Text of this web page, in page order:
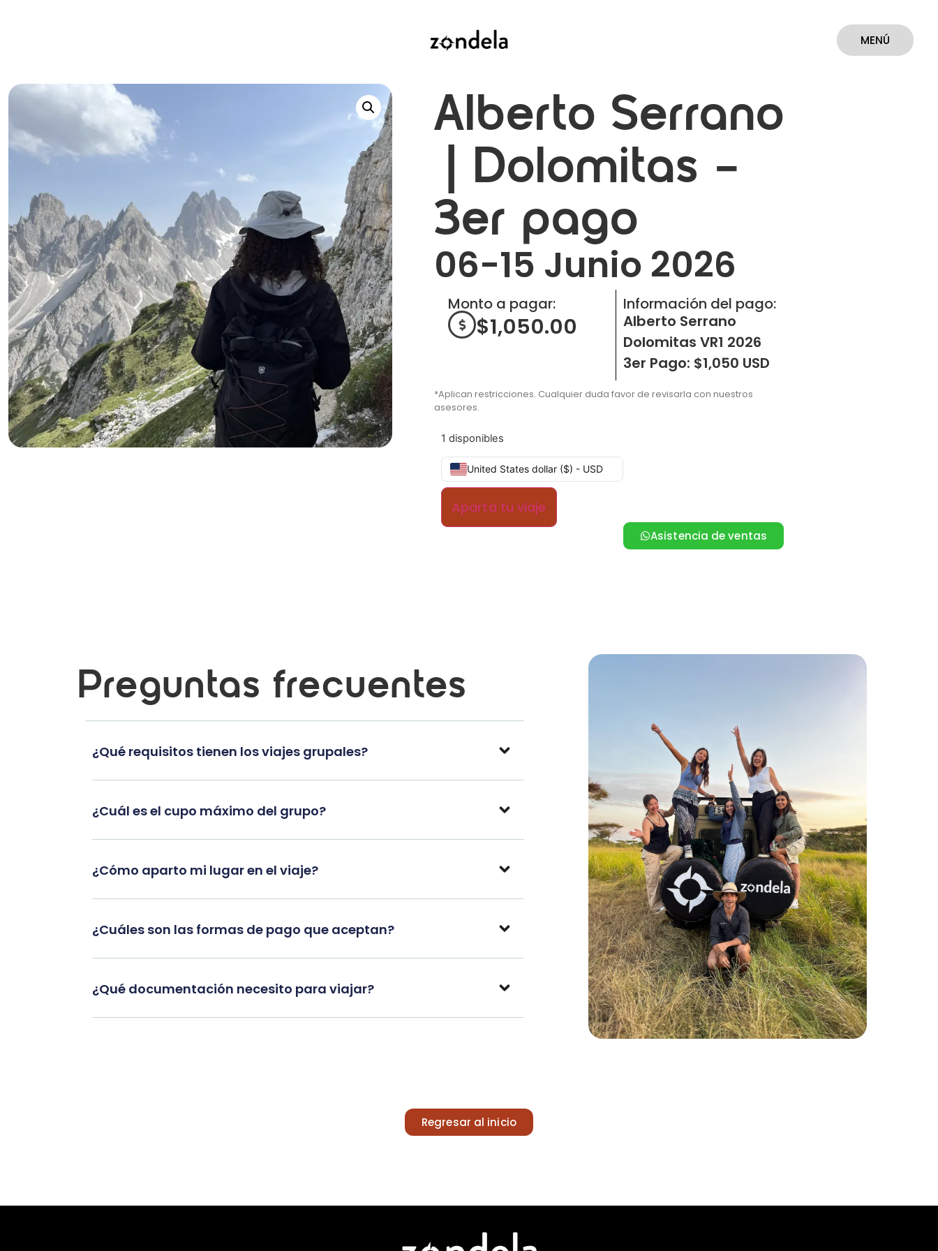
MENÚ
Alberto Serrano
| Dolomitas –
3er pago
06-15 Junio 2026
Monto a pagar:
$1,050.00
Información del pago:
Alberto Serrano
Dolomitas VR1 2026
3er Pago: $1,050 USD
*Aplican restricciones. Cualquier duda favor de revisarla con nuestros
asesores.
1 disponibles
United States dollar ($) - USD
Aparta tu viaje
Asistencia de ventas
Preguntas frecuentes
¿Qué requisitos tienen los viajes grupales?
¿Cuál es el cupo máximo del grupo?
¿Cómo aparto mi lugar en el viaje?
¿Cuáles son las formas de pago que aceptan?
¿Qué documentación necesito para viajar?
Regresar al inicio